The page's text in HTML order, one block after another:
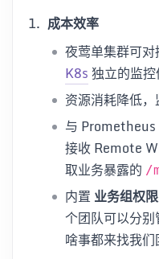
成本效率
夜莺单集群可
K8s独立的监
资源消耗降低
与 Prometheus
接收 Remote
取业务暴露的 /
内置 业务组权
个团队可以分
啥事都来找我